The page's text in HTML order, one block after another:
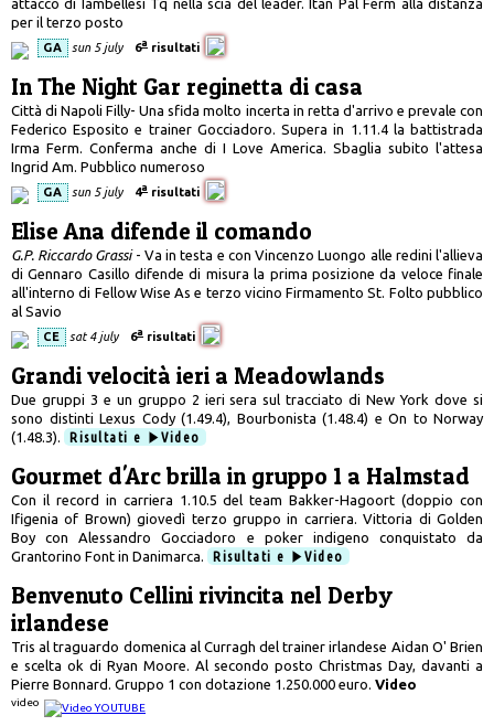
attacco di Iambellesi Tq nella scia del leader. Itan Pal Ferm alla distanza
per il terzo posto
GA sun 5 july 6a risultati
In The Night Gar reginetta di casa
Città di Napoli Filly- Una sfida molto incerta in retta d'arrivo e prevale con
Federico Esposito e trainer Gocciadoro. Supera in 1.11.4 la battistrada
Irma Ferm. Conferma anche di I Love America. Sbaglia subito l'attesa
Ingrid Am. Pubblico numeroso
GA sun 5 july 4a risultati
Elise Ana difende il comando
G.P. Riccardo Grassi- Va in testa e con Vincenzo Luongo alle redini l'allieva
di Gennaro Casillo difende di misura la prima posizione da veloce finale
all'interno di Fellow Wise As e terzo vicino Firmamento St. Folto pubblico
al Savio
CE sat 4 july 6a risultati
Grandi velocità ieri a Meadowlands
Due gruppi 3 e un gruppo 2 ieri sera sul tracciato di New York dove si
sono distinti Lexus Cody (1.49.4), Bourbonista (1.48.4) e On to Norway
(1.48.3).
Risultati e Video
Gourmet d'Arc brilla in gruppo 1 a Halmstad
Con il record in carriera 1.10.5 del team Bakker-Hagoort (doppio con
Ifigenia of Brown) giovedì terzo gruppo in carriera. Vittoria di Golden
Boy con Alessandro Gocciadoro e poker indigeno conquistato da
Grantorino Font in Danimarca.
Risultati e Video
Benvenuto Cellini rivincita nel Derby
irlandese
Tris al traguardo domenica al Curragh del trainer irlandese Aidan O' Brien
e scelta ok di Ryan Moore. Al secondo posto Christmas Day, davanti a
Pierre Bonnard. Gruppo 1 con dotazione 1.250.000 euro. Video
video